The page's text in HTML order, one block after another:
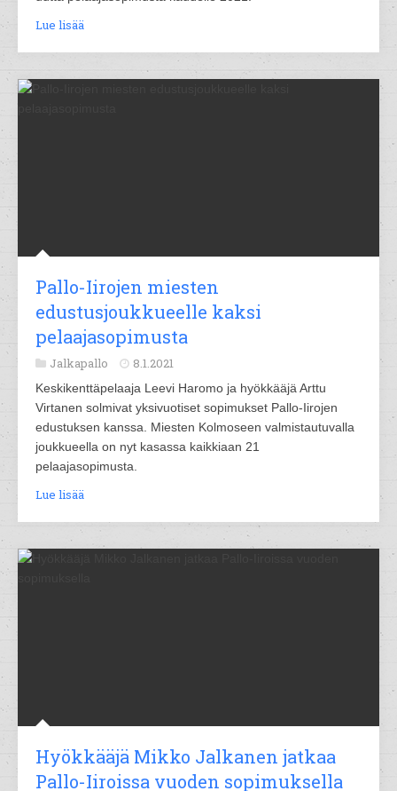
Lue lisää
Pallo-Iirojen miesten
edustusjoukkueelle kaksi
pelaajasopimusta
Jalkapallo 8.1.2021
Keskikenttäpelaaja Leevi Haromo ja hyökkääjä Arttu
Virtanen solmivat yksivuotiset sopimukset Pallo-Iirojen
edustuksen kanssa. Miesten Kolmoseen valmistautuvalla
joukkueella on nyt kasassa kaikkiaan 21
pelaajasopimusta.
Lue lisää
Hyökkääjä Mikko Jalkanen jatkaa
Pallo-Iiroissa vuoden sopimuksella